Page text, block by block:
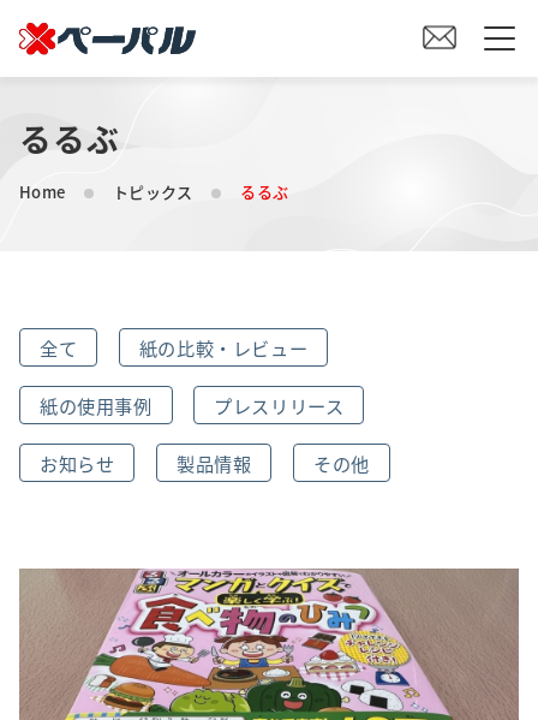
HOME
初めての方へ
オリジナル素材製造をご検討の方へ
会社案内
採用情報
トピックス
お問い合わせ・エントリー
るるぶ
Home トピックス るるぶ
全て 紙の比較・レビュー
紙の使用事例 プレスリリース
お知らせ 製品情報 その他